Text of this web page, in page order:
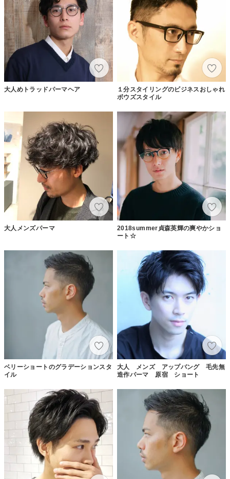
大人めトラッドパーマヘア
１分スタイリングのビジネスおしゃれ
ボウズスタイル
大人メンズパーマ
2018summer貞森英輝の爽やかショ
ート☆
ベリーショートのグラデーションスタ
イル
大人 メンズ アップバング 毛先無
造作パーマ 原宿 ショート